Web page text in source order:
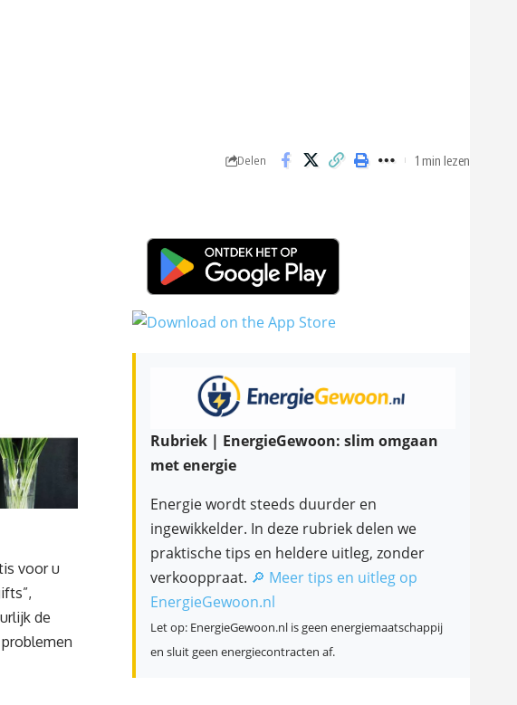
Delen 1 min lezen
voor u
de
Rubriek | EnergieGewoon: slim omgaan
met energie
Energie wordt steeds duurder en
ingewikkelder. In deze rubriek delen we
praktische tips en heldere uitleg, zonder
verkooppraat. 🔎 Meer tips en uitleg op
EnergieGewoon.nl
Let op: EnergieGewoon.nl is geen energiemaatschappij
en sluit geen energiecontracten af.